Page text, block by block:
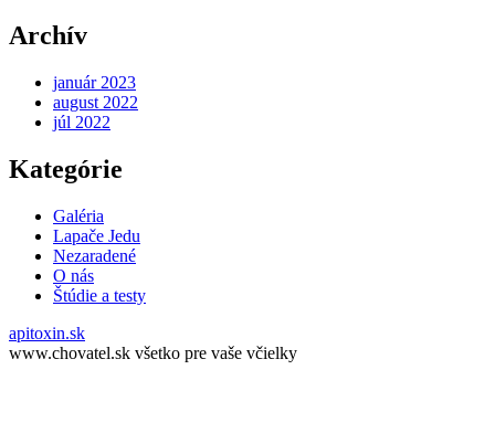
Archív
január 2023
august 2022
júl 2022
Kategórie
Galéria
Lapače Jedu
Nezaradené
O nás
Štúdie a testy
apitoxin.sk
www.chovatel.sk všetko pre vaše včielky